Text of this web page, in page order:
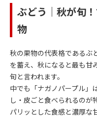
ぶどう｜秋が旬
物
秋の果物の代表格であるぶ
を蓄え、秋になると最も甘
旬と言われます。
中でも「ナガノパープル」
し・皮ごと食べられるのが
パリッとした食感と濃厚な